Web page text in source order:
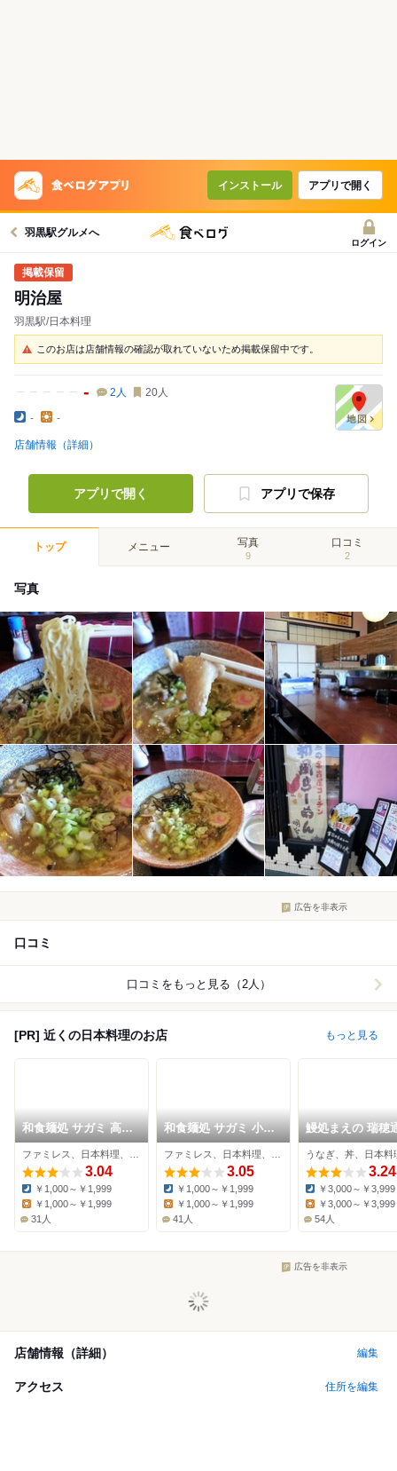
インストール アプリで開く
羽黒駅グルメへ
ログイン
明治屋
羽黒駅/日本料理
このお店は店舗情報の確認が取れていないため掲載保留中です。
- 2 人 20人
- -
店舗情報（詳細）
アプリで開く アプリで保存
トップ メニュー 写真
9
口コミ
2
写真
広告を非表示
口コミ
口コミをもっと見る（2人）
[PR] 近くの日本料理のお店 もっと見る
和食麺処 サガミ 高蔵
寺店
3.04
Dinner:
￥1,000～￥1,999
Lunch:
￥1,000～￥1,999
31人
和食麺処 サガミ 小牧
店
3.05
Dinner:
￥1,000～￥1,999
Lunch:
￥1,000～￥1,999
41人
鰻処まえの 瑞穂
うなぎ、丼、日本料
3.24
Dinner:
￥3,000～￥3,999
Lunch:
￥3,000～￥3,999
54人
広告を非表示
店舗情報（詳細） 編集
アクセス 住所を編集